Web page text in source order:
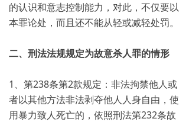
的认识和意志控制能力，对此，不仅要以
本罪论处，而且还不能从轻或减轻处罚。
二、刑法法规规定为故意杀人罪的情形
1、第238条第2款规定：非法拘禁他人或
者以其他方法非法剥夺他人人身自由，使
用暴力致人死亡的，依照刑法第232条故